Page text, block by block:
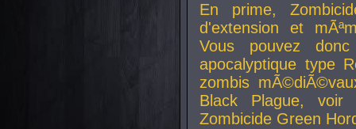
En prime,
d'extension et
Vous pouvez
apocalyptique type
zombis
Black Plague,
Zombicide Green